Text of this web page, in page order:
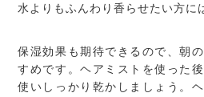
水よりもふんわり香らせたい方に
保湿効果も期待できるので、朝
すめです。ヘアミストを使った
使いしっかり乾かしましょう。